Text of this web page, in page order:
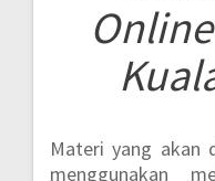
Materi yang akan
menggunakan